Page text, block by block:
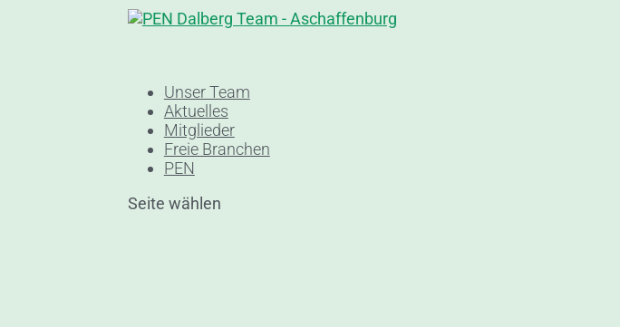
Unser Team
Aktuelles
Mitglieder
Freie Branchen
PEN
Seite wählen